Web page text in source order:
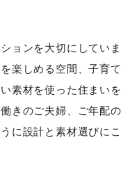
ョンを大切にしていま
楽しめる空間、子育て
素材を使った住まいを
きのご夫婦、ご年配の
に設計と素材選びにこ